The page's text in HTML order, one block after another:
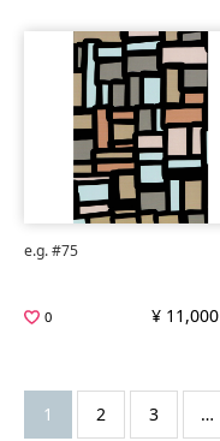
e.g. #75
0
¥ 11,000
1 2 3 …